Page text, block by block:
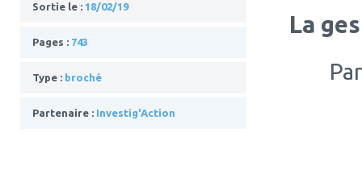
Sortie le : 18/02/19
Pages : 743
Type : broché
Partenaire : ‎Investig'Action
La
Par